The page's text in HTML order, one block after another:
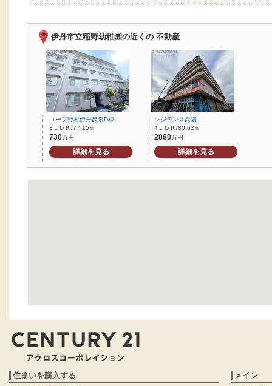
伊丹市立稲野幼稚園の近くの 不動産
コープ野村伊丹昆陽D棟
3ＬＤＫ/77.15㎡
730万円
詳細を見る
レジデンス昆陽
4ＬＤＫ/80.62㎡
2880万円
詳細を見る
住まいを購入する メイン